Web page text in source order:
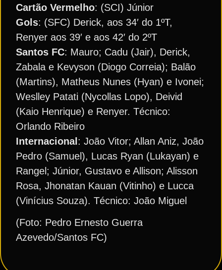
Cartão Vermelho: (SCI) Júnior
Gols: (SFC) Derick, aos 34′ do 1ºT,
Renyer aos 39′ e aos 42′ do 2ºT
Santos FC: Mauro; Cadu (Jair), Derick,
Zabala e Kevyson (Diogo Correia); Balão
(Martins), Matheus Nunes (Hyan) e Ivonei;
Weslley Patati (Nycollas Lopo), Deivid
(Kaio Henrique) e Renyer. Técnico:
Orlando Ribeiro
Internacional : João Vitor; Allan Aniz, João
Pedro (Samuel), Lucas Ryan (Lukayan) e
Rangel; Júnior, Gustavo e Allison; Alisson
Rosa, Jhonatan Kauan (Vitinho) e Lucca
(Vinícius Souza). Técnico: João Miguel
(Foto: Pedro Ernesto Guerra
Azevedo/Santos FC)